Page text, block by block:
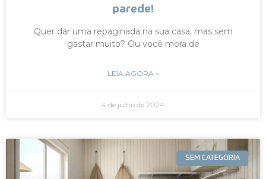
parede!
Quer dar uma repaginada na sua casa, mas sem
gastar muito? Ou você mora de
LEIA AGORA »
4 de julho de 2024
SEM CATEGORIA